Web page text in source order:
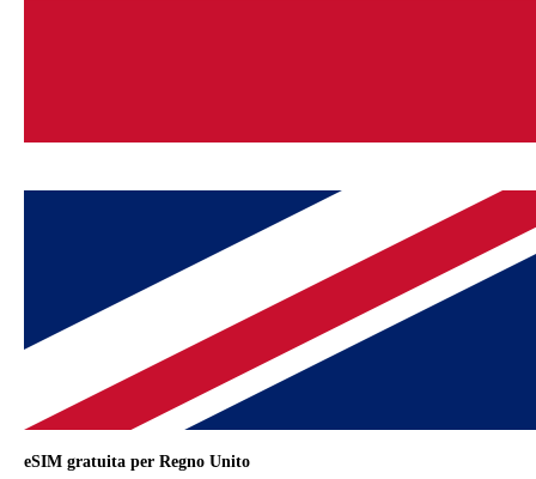
eSIM gratuita per Regno Unito